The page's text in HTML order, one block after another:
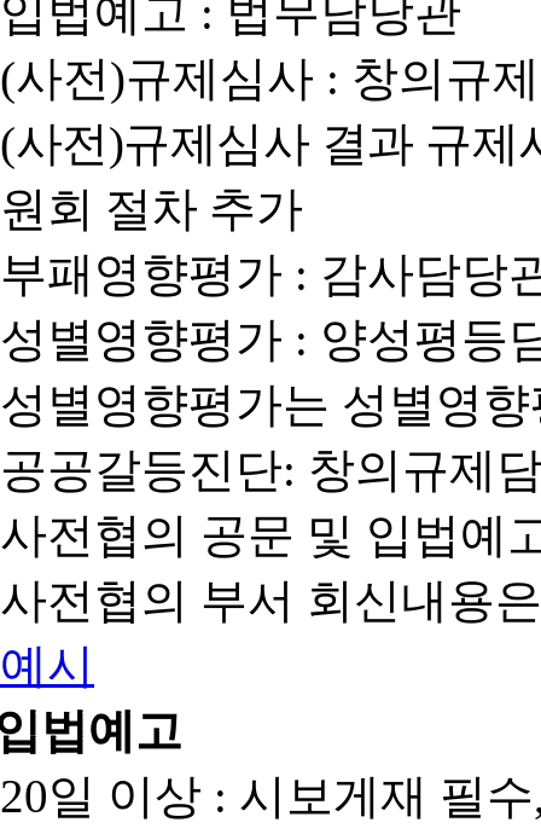
입법예고 : 법무담당관
(사전)규제심사 : 창의규
(사전)규제심사 결과 규
원회 절차 추가
부패영향평가 : 감사담당
성별영향평가 : 양성평등
성별영향평가는 성별영
공공갈등진단: 창의규제
사전협의 공문 및 입법예
사전협의 부서 회신내용
예시
법예고
20일 이상 : 시보게재 필